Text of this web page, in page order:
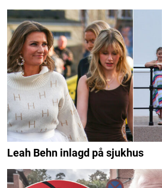
Leah Behn inlagd på sjukhus